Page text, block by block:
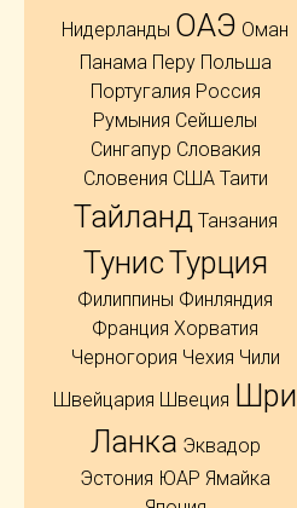
Нидерланды ОАЭ Оман
Панама Перу Польша
Португалия Россия
Румыния Сейшелы
Сингапур Словакия
Словения США Таити
Тайланд Танзания
ТунисТурция
Филиппины Финляндия
Франция Хорватия
Черногория Чехия Чили
Швейцария Швеция Шри
Ланка Эквадор
Эстония ЮАР Ямайка